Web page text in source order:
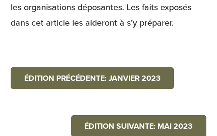
les organisations déposantes. Les faits exposés
dans cet article les aideront à s’y préparer.
ÉDITION PRÉCÉDENTE: JANVIER 2023
ÉDITION SUIVANTE: MAI 2023